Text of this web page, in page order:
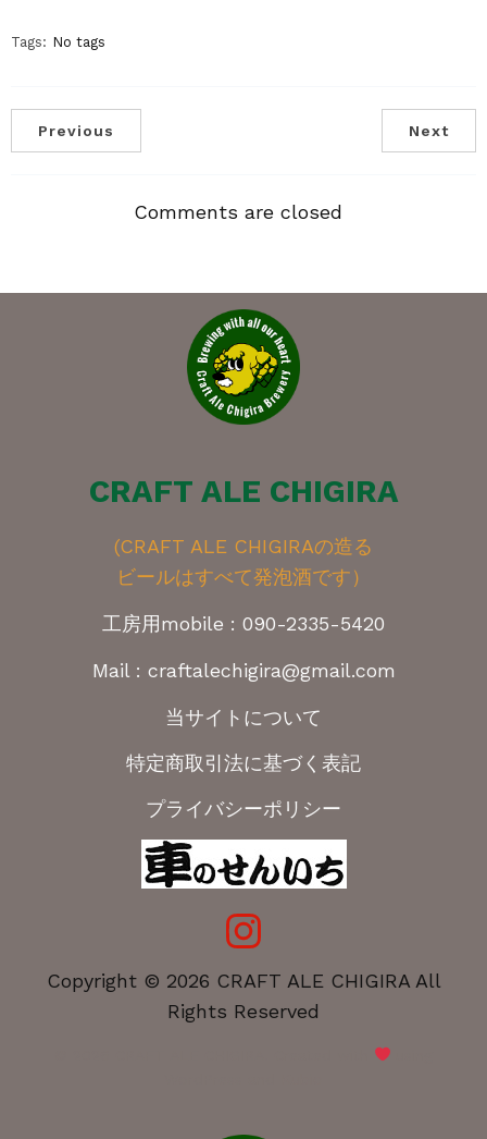
Tags: No tags
Previous Next
Comments are closed
CRAFT ALE CHIGIRA
(CRAFT ALE CHIGIRAの造る
ビールはすべて発泡酒です）
工房用mobile : 090-2335-5420
Mail : craftalechigira@gmail.com
当サイトについて
特定商取引法に基づく表記
プライバシーポリシー
Copyright © 2026 CRAFT ALE CHIGIRA All
Rights Reserved